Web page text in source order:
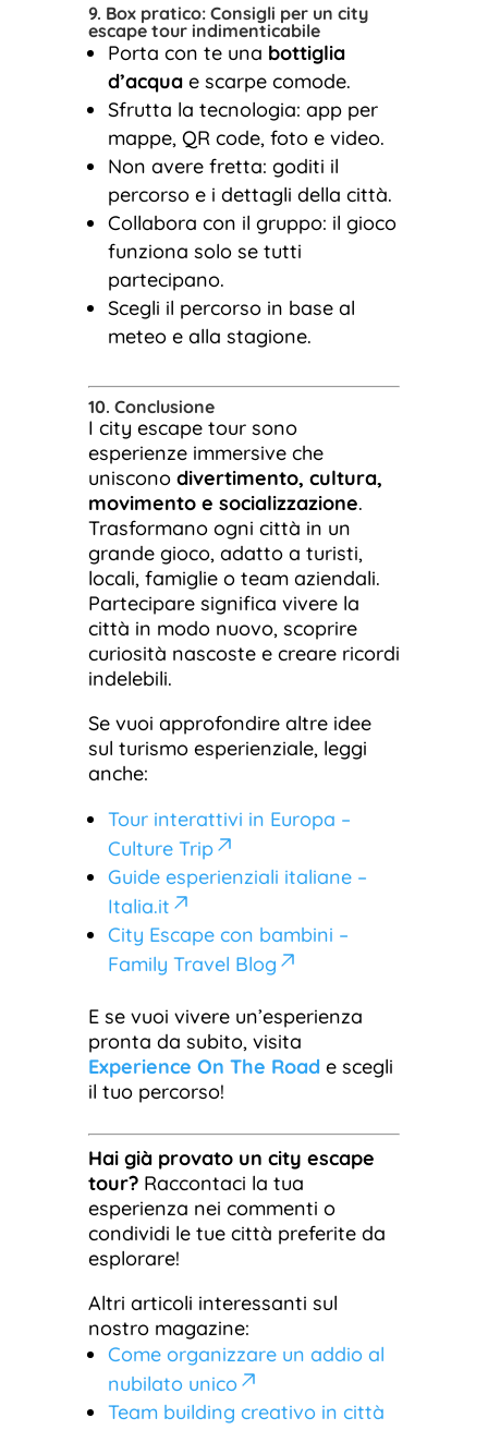
9. Box pratico: Consigli per un city
escape tour indimenticabile
Porta con te una bottiglia
d’acquae scarpe comode.
Sfrutta la tecnologia: app per
mappe, QR code, foto e video.
Non avere fretta: goditi il
percorso e i dettagli della città.
Collabora con il gruppo: il gioco
funziona solo se tutti
partecipano.
Scegli il percorso in base al
meteo e alla stagione.
10. Conclusione
I city escape tour sono
esperienze immersive che
uniscono divertimento, cultura,
movimento e socializzazione.
Trasformano ogni città in un
grande gioco, adatto a turisti,
locali, famiglie o team aziendali.
Partecipare significa vivere la
città in modo nuovo, scoprire
curiosità nascoste e creare ricordi
indelebili.
Se vuoi approfondire altre idee
sul turismo esperienziale, leggi
anche:
Tour interattivi in Europa –
Culture Trip
Guide esperienziali italiane –
Italia.it
City Escape con bambini –
Family Travel Blog
E se vuoi vivere un’esperienza
pronta da subito, visita
Experience On The Roade scegli
il tuo percorso!
Hai già provato un city escape
tour?Raccontaci la tua
esperienza nei commenti o
condividi le tue città preferite da
esplorare!
Altri articoli interessanti sul
nostro magazine:
Come organizzare un addio al
nubilato unico
Team building creativo in città